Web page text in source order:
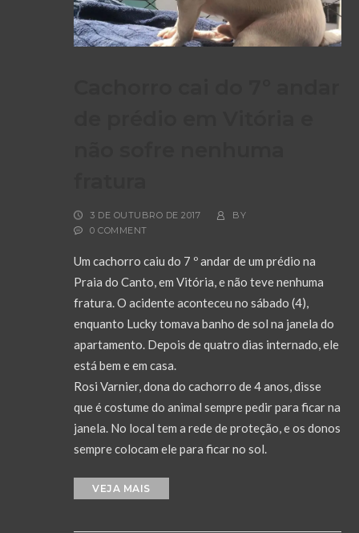
3 DE OUTUBRO DE 2017
BY
0 COMMENT
Um cachorro caiu do 7 º andar de um prédio na
Praia do Canto, em Vitória, e não teve nenhuma
fratura. O acidente aconteceu no sábado (4),
enquanto Lucky tomava banho de sol na janela do
apartamento. Depois de quatro dias internado, ele
está bem e em casa.
Rosi Varnier, dona do cachorro de 4 anos, disse
que é costume do animal sempre pedir para ficar na
janela. No local tem a rede de proteção, e os donos
sempre colocam ele para ficar no sol.
VEJA MAIS